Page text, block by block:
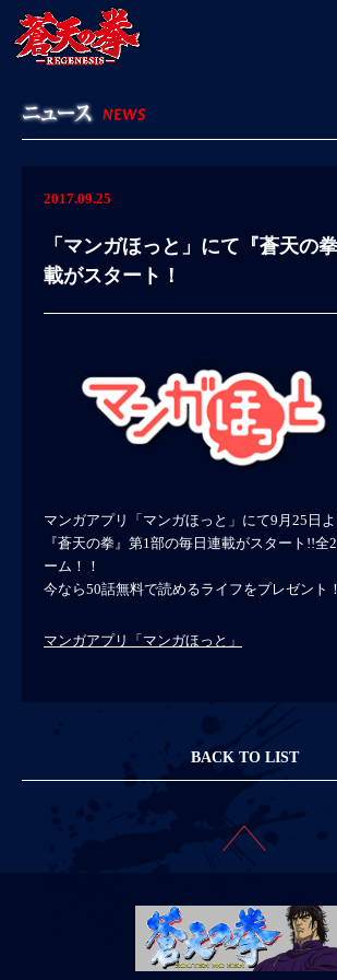
2017.09.25
「マンガほっと」にて『蒼天の
載がスタート！
マンガアプリ「マンガほっと」にて9月25日よ
『蒼天の拳』第1部の毎日連載がスタート!!全
ーム！！
今なら50話無料で読めるライフをプレゼント！
マンガアプリ「マンガほっと」
BACK TO LIST